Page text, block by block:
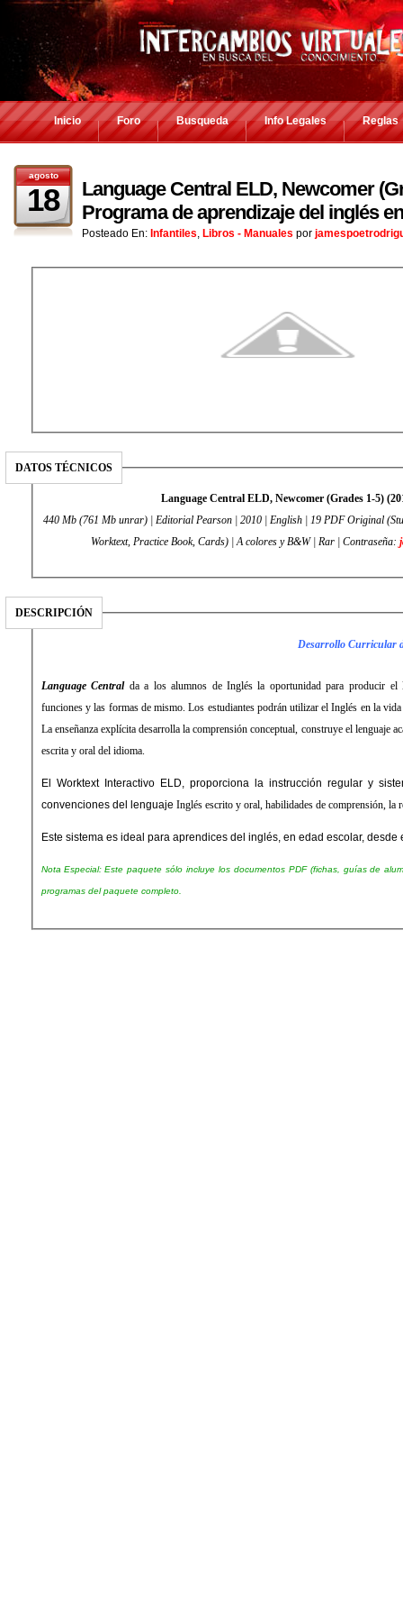
Inicio Foro Busqueda Info Legales Reglas
agosto
18
Language Central ELD, Newcomer
Programa de aprendizaje del inglés
Posteado En: Infantiles, Libros - Manuales por
DATOS TÉCNICOS
Language Central ELD, Newcomer (Grades 1-5)
440 Mb (761 Mb unrar) | Editorial Pearson | 2010 | English | 19 PDF Original
Worktext, Practice Book, Cards) | A colores y B&W | Rar | Contraseña:
DESCRIPCIÓN
Desarrollo Curricular
Language Centralda a los alumnos de Inglés la oportunidad para producir el
funciones y las formas de mismo. Los estudiantes podrán utilizar el Inglés en la
La enseñanza explícita desarrolla la comprensión conceptual, construye el lenguaje
escrita y oral del idioma.
El Worktext Interactivo ELD, proporciona la instrucción regular y
convenciones del lenguaje Inglés escrito y oral, habilidades de comprensión, la
Este sistema es ideal para aprendices del inglés, en edad escolar, desde
Nota Especial: Este paquete sólo incluye los documentos PDF (fichas, guías de
programas del paquete completo.